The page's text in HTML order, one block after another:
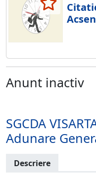
Anunt inactiv
SGCDA
Adunare
Descriere